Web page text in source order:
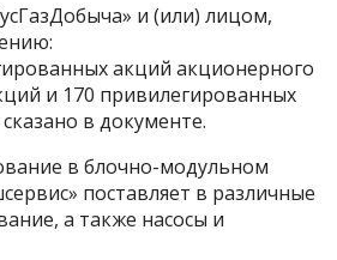
и (или) лицом,
акций акционерного
и 170 привилегированных
в документе.
в блочно-модульном
поставляет в различные
а также насосы и